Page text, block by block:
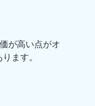
が高い点がオ
ます。